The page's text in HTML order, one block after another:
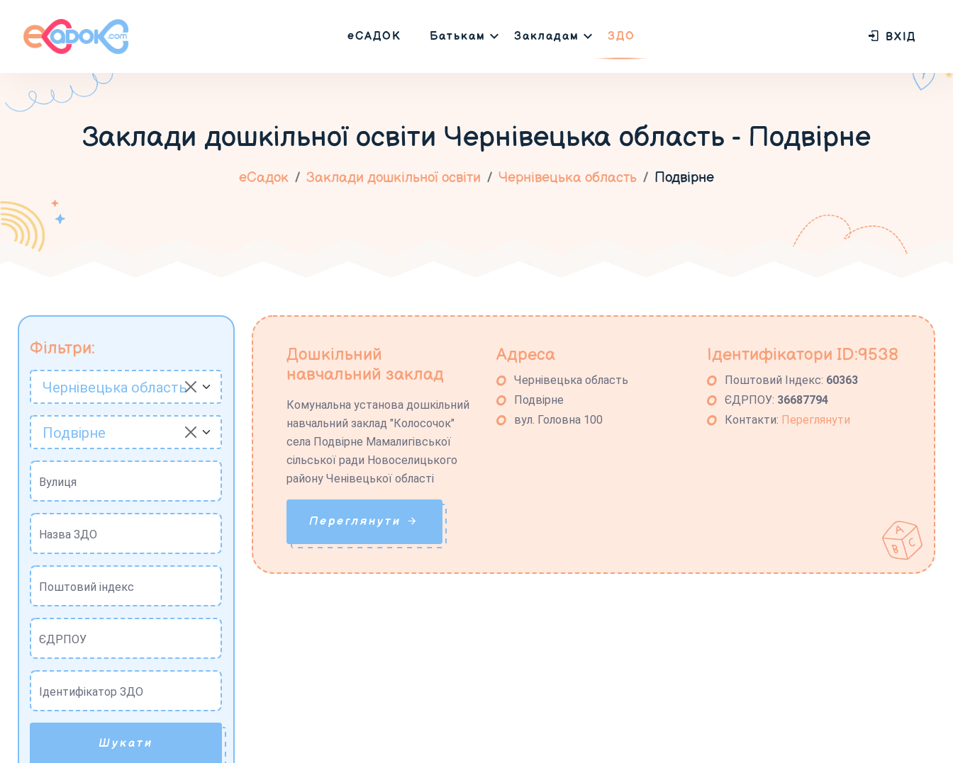
еСАДОК Батькам Закладам ЗДО ВХІД
Заклади дошкільної освіти Чернівецька область - Подвірне
еСадок Заклади дошкільної освіти Чернівецька область Подвірне
Фільтри:
Чернівецька область
Подвірне
Вулиця
Назва ЗДО
Поштовий індекс
ЄДРПОУ
Ідентифікатор ЗДО
Шукати
Дошкільний
навчальний заклад
Комунальна установа дошкільний
навчальний заклад "Колосочок"
села Подвірне Мамалигівської
сільської ради Новоселицького
району Ченівецької області
Адреса
Чернівецька область
Подвірне
вул. Головна 100
Ідентифікатори ID:9538
Поштовий Індекс: 60363
ЄДРПОУ: 36687794
Контакти: Переглянути
Переглянути